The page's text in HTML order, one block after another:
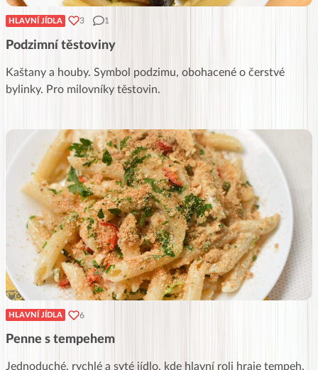
HLAVNÍ JÍDLA 3 1
Podzimní těstoviny
Kaštany a houby. Symbol podzimu, obohacené o čerstvé
bylinky. Pro milovníky těstovin.
HLAVNÍ JÍDLA 6
Penne s tempehem
Jednoduché, rychlé a syté jídlo, kde hlavní roli hraje tempeh.